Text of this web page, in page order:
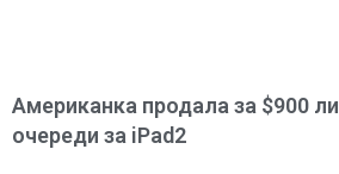
Американка продала за $900
очереди за iPad2